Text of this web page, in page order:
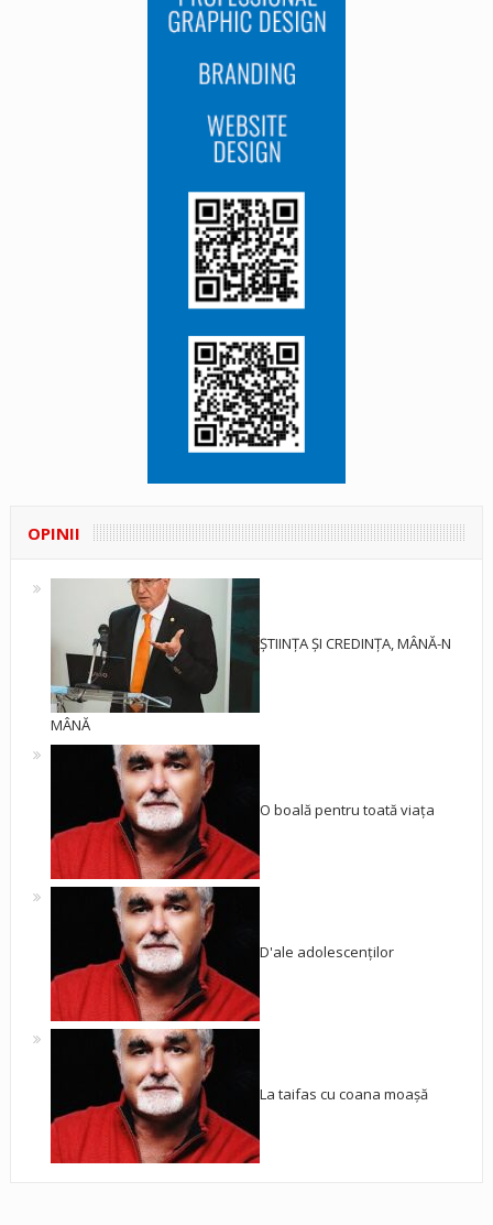
OPINII
ȘTIINȚA ȘI CREDINȚA, MÂNĂ-N
MÂNĂ
O boală pentru toată viața
D'ale adolescenților
La taifas cu coana moașă